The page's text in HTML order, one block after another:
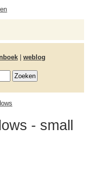
weblog
- small